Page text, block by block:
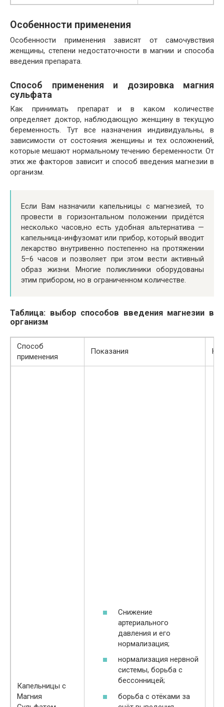
Особенности применения
Особенности применения зависят от самочувствия
женщины, степени недостаточности в магнии и способа
введения препарата.
Способ применения и дозировка магния
сульфата
Как принимать препарат и в каком количестве
определяет доктор, наблюдающую женщину в текущую
беременность. Тут все назначения индивидуальны, в
зависимости от состояния женщины и тех осложнений,
которые мешают нормальному течению беременности. От
этих же факторов зависит и способ введения магнезии в
организм.
Если Вам назначили капельницы с магнезией, то
провести в горизонтальном положении придётся
несколько часов,но есть удобная альтернатива —
капельница-инфузомат или прибор, который вводит
лекарство внутривенно постепенно на протяжении
5–6 часов и позволяет при этом вести активный
образ жизни. Многие поликлиники оборудованы
этим прибором, но в ограниченном количестве.
Таблица: выбор способов введения магнезии в
организм
Способ
применения
Показания
Капельницы с
Магния
Снижение
артериального
давления и его
нормализация;
нормализация нервной
системы, борьба с
бессонницей;
борьба с отёками за